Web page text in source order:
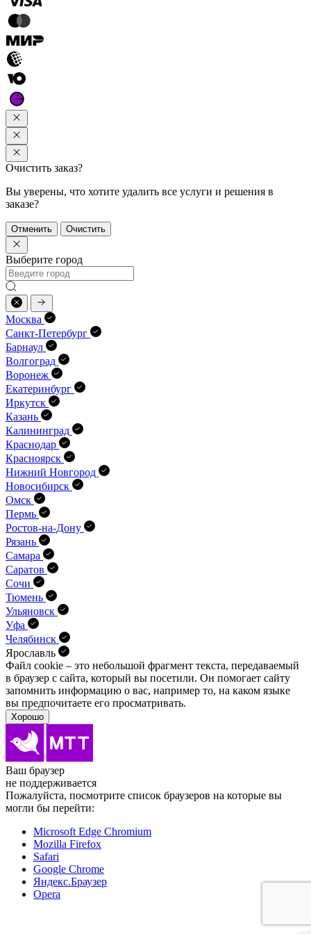
Очистить заказ?
Вы уверены, что хотите удалить все услуги и решения в
заказе?
Отменить Очистить
Выберите город
Москва
Санкт-Петербург
Барнаул
Волгоград
Воронеж
Екатеринбург
Иркутск
Казань
Калининград
Краснодар
Красноярск
Нижний Новгород
Новосибирск
Омск
Пермь
Ростов-на-Дону
Рязань
Самара
Саратов
Сочи
Тюмень
Ульяновск
Уфа
Челябинск
Ярославль
Файл cookie – это небольшой фрагмент текста, передава­емый
в браузер с сайта, который вы посетили. Он помо­гает сайту
запомнить информацию о вас, например то, на каком языке
вы предпочитаете его просматривать.
Хорошо
Ваш браузер
не поддерживается
Пожалуйста, посмотрите список браузеров на которые вы
могли бы перейти:
Microsoft Edge Chromium
Mozilla Firefox
Safari
Google Chrome
Яндекс.Браузер
Opera